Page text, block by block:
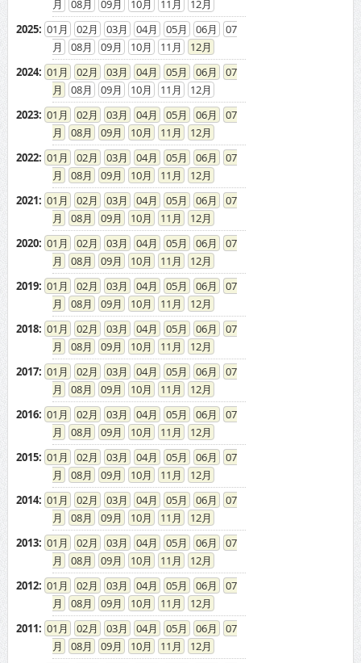
08 09 10 11
12
2025: 01 02 03 04 05 06
07
08
09 10 11
12
2024: 01 02 03 04 05 06
07
08
09 10 11
12
2023: 01 02 03 04 05 06
07
08
09 10 11
12
2022: 01 02 03 04 05 06
07
08
09 10 11
12
2021: 01 02 03 04 05 06
07
08
09 10 11
12
2020: 01 02 03 04 05 06
07
08
09 10 11
12
2019: 01 02 03 04 05 06
07
08
09 10 11
12
2018: 01 02 03 04 05 06
07
08
09 10 11
12
2017: 01 02 03 04 05 06
07
08
09 10 11
12
2016: 01 02 03 04 05 06
07
08
09 10 11
12
2015: 01 02 03 04 05 06
07
08
09 10 11
12
2014: 01 02 03 04 05 06
07
08
09 10 11
12
2013: 01 02 03 04 05 06
07
08
09 10 11
12
2012: 01 02 03 04 05 06
07
08
09 10 11
12
2011: 01 02 03 04 05 06
07
08
09 10 11
12